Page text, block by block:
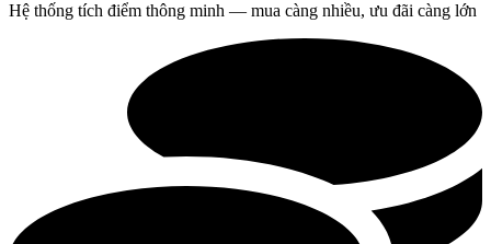
Hệ thống tích điểm thông minh — mua càng nhiều, ưu đãi càng lớn